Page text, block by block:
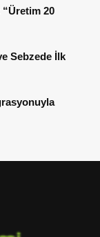
“Üretim 20
Sebzede İlk